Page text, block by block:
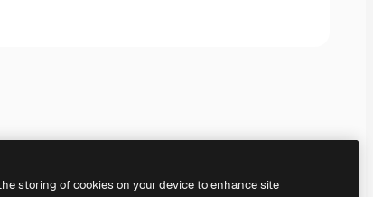
storing of cookies on your device to enhance site